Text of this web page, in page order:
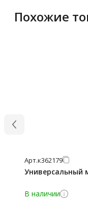
Похожие
Арт.к362179
Универсальный
В наличии